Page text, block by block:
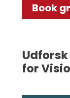
Book
for